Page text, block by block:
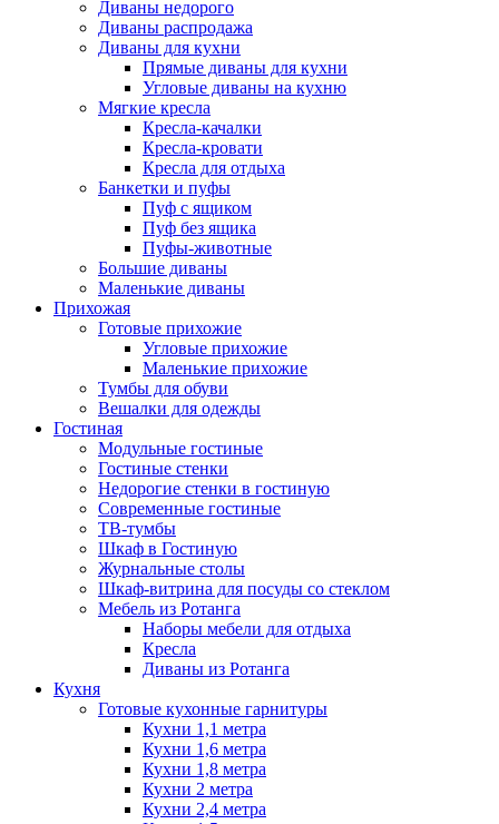
Диваны недорого
Диваны распродажа
Диваны для кухни
Прямые диваны для кухни
Угловые диваны на кухню
Мягкие кресла
Кресла-качалки
Кресла-кровати
Кресла для отдыха
Банкетки и пуфы
Пуф с ящиком
Пуф без ящика
Пуфы-животные
Большие диваны
Маленькие диваны
Прихожая
Готовые прихожие
Угловые прихожие
Маленькие прихожие
Тумбы для обуви
Вешалки для одежды
Гостиная
Модульные гостиные
Гостиные стенки
Недорогие стенки в гостиную
Современные гостиные
ТВ-тумбы
Шкаф в Гостиную
Журнальные столы
Шкаф-витрина для посуды со стеклом
Мебель из Ротанга
Наборы мебели для отдыха
Кресла
Диваны из Ротанга
Кухня
Готовые кухонные гарнитуры
Кухни 1,1 метра
Кухни 1,6 метра
Кухни 1,8 метра
Кухни 2 метра
Кухни 2,4 метра